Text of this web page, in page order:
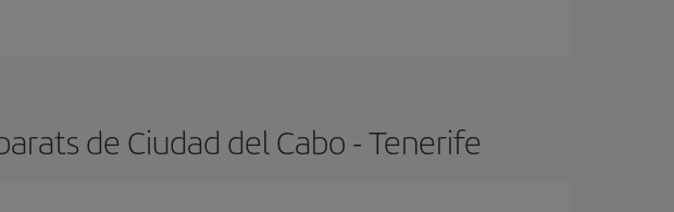
de Ciudad del Cabo - Tenerife